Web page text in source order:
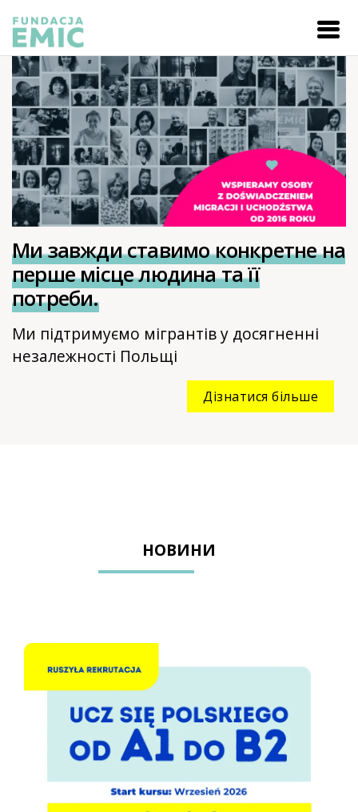
Ми завжди ставимо конкретне на
перше місце людина та її
потреби.
Ми підтримуємо мігрантів у досягненні
незалежності Польщі
Дізнатися більше
НОВИНИ